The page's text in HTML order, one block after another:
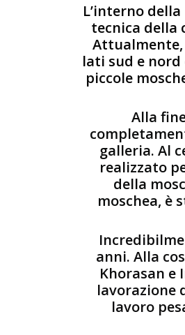
L’interno
tecnica della
Attualmente,
lati sud e
piccole
Alla
galleria. Al
realizzato
della
moschea, è
anni. Alla
Khorasan e
lavorazione
lavoro